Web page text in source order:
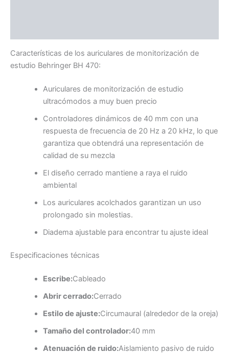
Características de los auriculares de monitorización de
estudio Behringer BH 470:
Auriculares de monitorización de estudio
ultracómodos a muy buen precio
Controladores dinámicos de 40 mm con una
respuesta de frecuencia de 20 Hz a 20 kHz, lo que
garantiza que obtendrá una representación de
calidad de su mezcla
El diseño cerrado mantiene a raya el ruido
ambiental
Los auriculares acolchados garantizan un uso
prolongado sin molestias.
Diadema ajustable para encontrar tu ajuste ideal
Especificaciones técnicas
Escribe:Cableado
Abrir cerrado:Cerrado
Estilo de ajuste:Circumaural (alrededor de la oreja)
Tamaño del controlador:40 mm
Atenuación de ruido:Aislamiento pasivo de ruido